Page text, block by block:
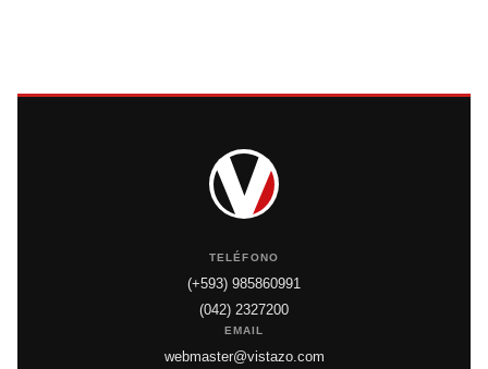
TELÉFONO
(+593) 985860991
(042) 2327200
EMAIL
webmaster@vistazo.com